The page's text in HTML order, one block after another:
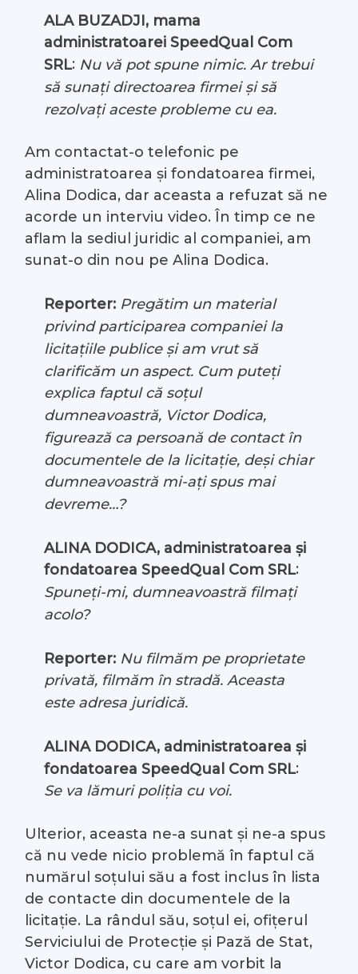
ALA BUZADJI, mama
administratoarei SpeedQual Com
SRL: Nu vă pot spune nimic. Ar trebui
să sunați directoarea firmei și să
rezolvați aceste probleme cu ea.
Am contactat-o telefonic pe
administratoarea și fondatoarea firmei,
Alina Dodica, dar aceasta a refuzat să ne
acorde un interviu video. În timp ce ne
aflam la sediul juridic al companiei, am
sunat-o din nou pe Alina Dodica.
Reporter: Pregătim un material
privind participarea companiei la
licitațiile publice și am vrut să
clarificăm un aspect. Cum puteți
explica faptul că soțul
dumneavoastră, Victor Dodica,
figurează ca persoană de contact în
documentele de la licitație, deși chiar
dumneavoastră mi-ați spus mai
devreme…?
ALINA DODICA, administratoarea și
fondatoarea SpeedQual Com SRL:
Spuneți-mi, dumneavoastră filmați
acolo?
Reporter: Nu filmăm pe proprietate
privată, filmăm în stradă. Aceasta
este adresa juridică.
ALINA DODICA, administratoarea și
fondatoarea SpeedQual Com SRL:
Se va lămuri poliția cu voi.
Ulterior, aceasta ne-a sunat și ne-a spus
că nu vede nicio problemă în faptul că
numărul soțului său a fost inclus în lista
de contacte din documentele de la
licitație. La rândul său, soțul ei, ofițerul
Serviciului de Protecție și Pază de Stat,
Victor Dodica, cu care am vorbit la